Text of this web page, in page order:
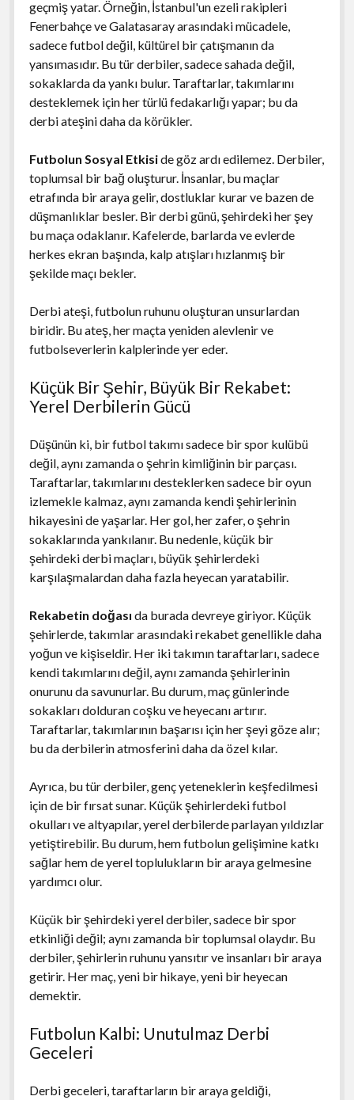
geçmiş yatar. Örneğin, İstanbul'un ezeli rakipleri
Fenerbahçe ve Galatasaray arasındaki mücadele,
sadece futbol değil, kültürel bir çatışmanın da
yansımasıdır. Bu tür derbiler, sadece sahada değil,
sokaklarda da yankı bulur. Taraftarlar, takımlarını
desteklemek için her türlü fedakarlığı yapar; bu da
derbi ateşini daha da körükler.
Futbolun Sosyal Etkiside göz ardı edilemez. Derbiler,
toplumsal bir bağ oluşturur. İnsanlar, bu maçlar
etrafında bir araya gelir, dostluklar kurar ve bazen de
düşmanlıklar besler. Bir derbi günü, şehirdeki her şey
bu maça odaklanır. Kafelerde, barlarda ve evlerde
herkes ekran başında, kalp atışları hızlanmış bir
şekilde maçı bekler.
Derbi ateşi, futbolun ruhunu oluşturan unsurlardan
biridir. Bu ateş, her maçta yeniden alevlenir ve
futbolseverlerin kalplerinde yer eder.
Küçük Bir Şehir, Büyük Bir Rekabet:
Yerel Derbilerin Gücü
Düşünün ki, bir futbol takımı sadece bir spor kulübü
değil, aynı zamanda o şehrin kimliğinin bir parçası.
Taraftarlar, takımlarını desteklerken sadece bir oyun
izlemekle kalmaz, aynı zamanda kendi şehirlerinin
hikayesini de yaşarlar. Her gol, her zafer, o şehrin
sokaklarında yankılanır. Bu nedenle, küçük bir
şehirdeki derbi maçları, büyük şehirlerdeki
karşılaşmalardan daha fazla heyecan yaratabilir.
Rekabetin doğası da burada devreye giriyor. Küçük
şehirlerde, takımlar arasındaki rekabet genellikle daha
yoğun ve kişiseldir. Her iki takımın taraftarları, sadece
kendi takımlarını değil, aynı zamanda şehirlerinin
onurunu da savunurlar. Bu durum, maç günlerinde
sokakları dolduran coşku ve heyecanı artırır.
Taraftarlar, takımlarının başarısı için her şeyi göze alır;
bu da derbilerin atmosferini daha da özel kılar.
Ayrıca, bu tür derbiler, genç yeteneklerin keşfedilmesi
için de bir fırsat sunar. Küçük şehirlerdeki futbol
okulları ve altyapılar, yerel derbilerde parlayan yıldızlar
yetiştirebilir. Bu durum, hem futbolun gelişimine katkı
sağlar hem de yerel toplulukların bir araya gelmesine
yardımcı olur.
Küçük bir şehirdeki yerel derbiler, sadece bir spor
etkinliği değil; aynı zamanda bir toplumsal olaydır. Bu
derbiler, şehirlerin ruhunu yansıtır ve insanları bir araya
getirir. Her maç, yeni bir hikaye, yeni bir heyecan
demektir.
Futbolun Kalbi: Unutulmaz Derbi
Geceleri
Derbi geceleri, taraftarların bir araya geldiği,